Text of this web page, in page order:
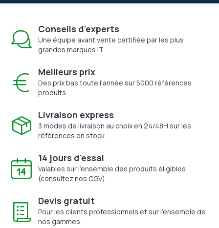
Conseils d'experts
Une équipe avant vente certifiée par les plus
grandes marques IT.
Meilleurs prix
Des prix bas toute l'année sur 5000 références
produits.
Livraison express
3 modes de livraison au choix en 24/48H sur les
références en stock.
14 jours d'essai
Valables sur l'ensemble des produits éligibles
(consultez nos CGV).
Devis gratuit
Pour les clients professionnels et sur l'ensemble de
nos gammes.